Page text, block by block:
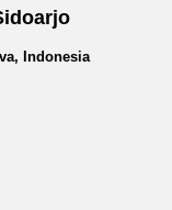
Indonesia